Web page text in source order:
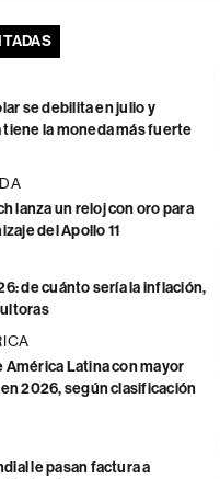
se debilita en julio y
la moneda más fuerte
lanza un reloj con oro para
del Apollo 11
de cuánto sería la inflación,
América Latina con mayor
2026, según clasificación
le pasan factura a